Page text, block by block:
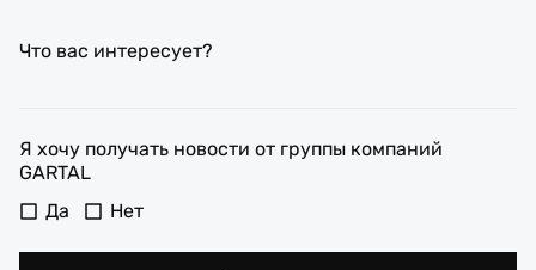
Что вас интересует?
Я хочу получать новости от группы компаний
GARTAL
Да
Нет